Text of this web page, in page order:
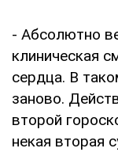
- Абсолютно
клиническая
сердца. В
заново.
второй
некая вторая